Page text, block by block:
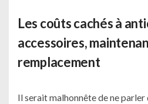
Les coûts cachés à
accessoires,
remplacement
Il serait malhonnête de ne parler